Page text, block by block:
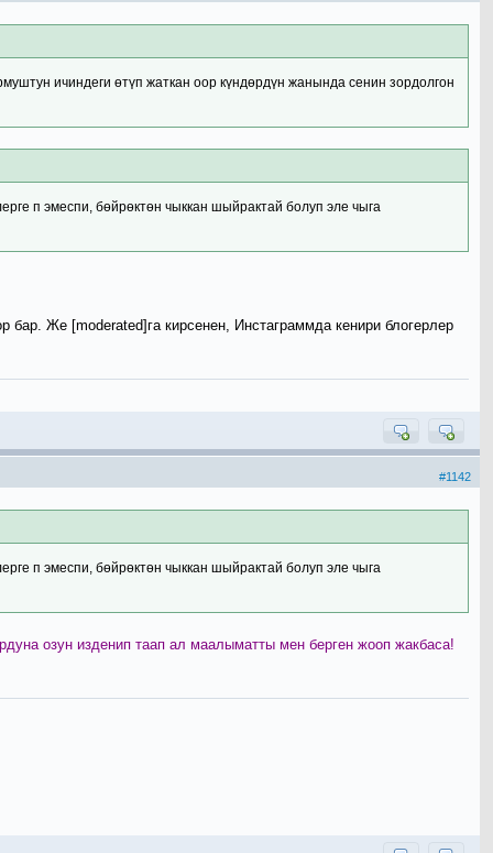
ичиндеги өтүп жаткан оор күндөрдүн жанында сенин зордолгон
п эмеспи, бөйрөктөн чыккан шыйрактай болуп эле чыга
бар. Же [moderated]га кирсенен, Инстаграммда кенири блогерлер
#1142
п эмеспи, бөйрөктөн чыккан шыйрактай болуп эле чыга
озун изденип таап ал маалыматты мен берген жооп жакбаса!